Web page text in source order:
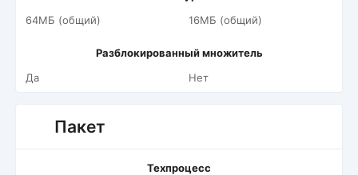
64МБ (общий)
16МБ (общий)
Разблокированный множитель
Да
Нет
Пакет
Техпроцесс